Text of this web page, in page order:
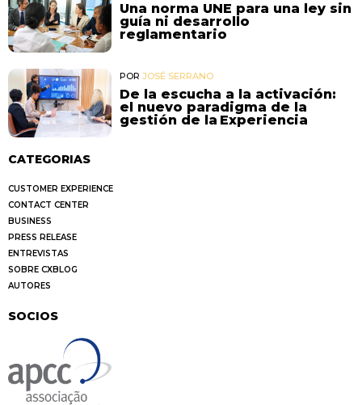
Una norma UNE para una ley sin
guía ni desarrollo
reglamentario
POR JOSÉ SERRANO
De la escucha a la activación:
el nuevo paradigma de la
gestión de la Experiencia
CATEGORIAS
CUSTOMER EXPERIENCE
CONTACT CENTER
BUSINESS
PRESS RELEASE
ENTREVISTAS
SOBRE CXBLOG
AUTORES
SOCIOS